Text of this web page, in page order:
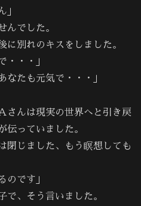
」
んでした。
に別れのキスをしました。
・・・」
なたも元気で・・・」
さんは現実の世界へと引き戻
伝っていました。
閉じました、もう瞑想しても
のです」
で、そう言いました。